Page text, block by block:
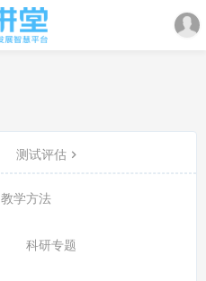
测试评估
教学方法
科研专题